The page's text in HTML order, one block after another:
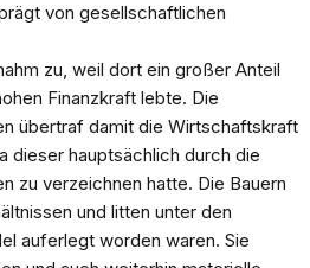
von gesellschaftlichen
zu, weil dort ein großer Anteil
Finanzkraft lebte. Die
übertraf damit die Wirtschaftskraft
dieser hauptsächlich durch die
zu verzeichnen hatte. Die Bauern
und litten unter den
auferlegt worden waren. Sie